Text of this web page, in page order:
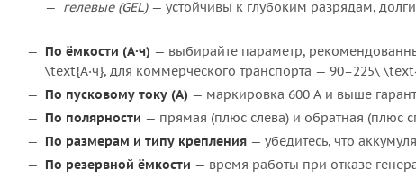
гелевые (GEL)— устойчивы к глубоким разрядам,
По ёмкости (А·ч) — выбирайте параметр,
\text{А·ч}, для коммерческого транспорта — 90–225\
По пусковому току (А) — маркировка 600 А и выше
По полярности — прямая (плюс слева) и обратная (плюс
По размерам и типу крепления — убедитесь, что
По резервной ёмкости — время работы при отказе